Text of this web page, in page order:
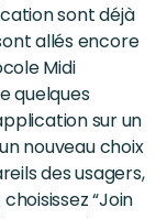
sont déjà
allés encore
Midi
quelques
sur un
nouveau choix
des usagers,
“Join